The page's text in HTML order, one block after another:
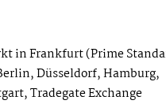
in Frankfurt (Prime
Düsseldorf, Hamburg,
Tradegate Exchange